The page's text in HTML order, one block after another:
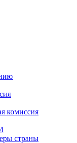
комиссия
страны